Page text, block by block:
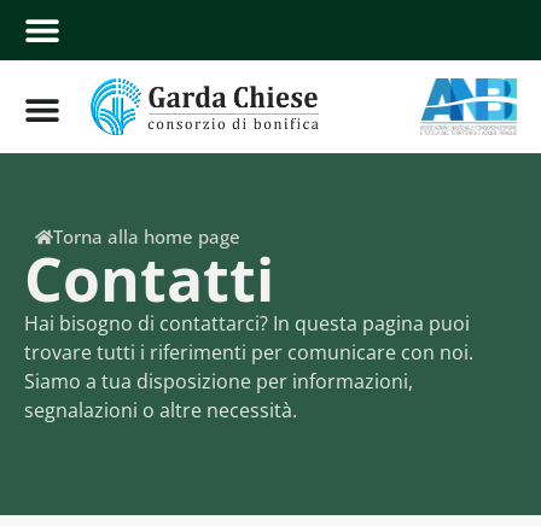
Contatti
Torna alla home page
Hai bisogno di contattarci? In questa pagina puoi
trovare tutti i riferimenti per comunicare con noi.
Siamo a tua disposizione per informazioni,
segnalazioni o altre necessità.